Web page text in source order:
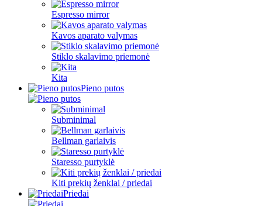
Espresso mirror
Kavos aparato valymas
Stiklo skalavimo priemonė
Kita
Pieno putos
Subminimal
Bellman garlaivis
Staresso purtyklė
Kiti prekių ženklai / priedai
Priedai